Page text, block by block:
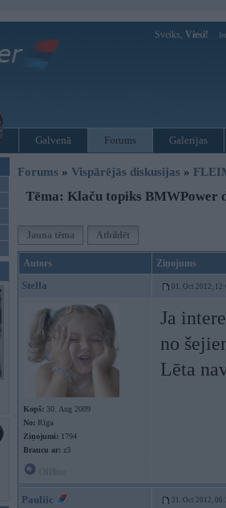
Sveiks, Viesi!
Galvenā Forums Galerijas
Forums » Vispārējās diskusijas »
Tēma: Klaču topiks BMWPower
Jauna tēma Atbildēt
Autors Ziņojums
Stella 01. Oct 2012,
Kopš: 30. Aug 2009
No: Rīga
Ziņojumi: 1794
Braucu ar: z3
Ja
no
Lēta
Pauliic 31. Oct 2012,